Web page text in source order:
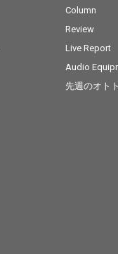
Column
Review
Live Report
Audio
先週のオト